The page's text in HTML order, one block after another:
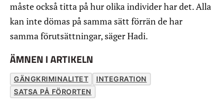
måste också titta på hur olika individer har det. Alla
kan inte dömas på samma sätt förrän de har
samma förutsättningar, säger Hadi.
ÄMNEN I ARTIKELN
GÄNGKRIMINALITET
INTEGRATION
SATSA PÅ FÖRORTEN